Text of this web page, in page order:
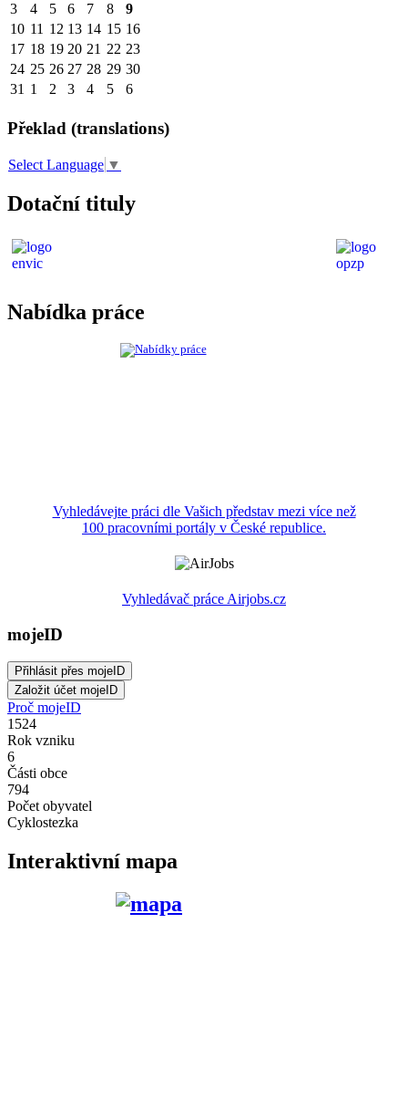
3
4 5 6 7 8
9
10 11 12 13 14 15 16
17 18 19 20 21 22 23
24 25 26 27 28 29 30
31 1 2 3 4 5 6
Překlad (translations)
Select Language ▼
Dotační tituly
Nabídka práce
Vyhledávejte práci dle Vašich představ mezi více než
100 pracovními portály v České republice.
Vyhledávač práce Airjobs.cz
mojeID
Proč mojeID
1524
Rok vzniku
6
Části obce
794
Počet obyvatel
Cyklostezka
Interaktivní mapa